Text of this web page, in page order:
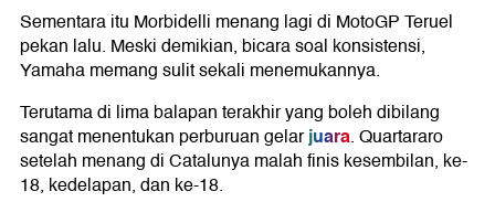
Sementara itu Morbidelli menang lagi di MotoGP Teruel
pekan lalu. Meski demikian, bicara soal konsistensi,
Yamaha memang sulit sekali menemukannya.
Terutama di lima balapan terakhir yang boleh dibilang
sangat menentukan perburuan gelarjuara. Quartararo
setelah menang di Catalunya malah finis kesembilan, ke-
18, kedelapan, dan ke-18.